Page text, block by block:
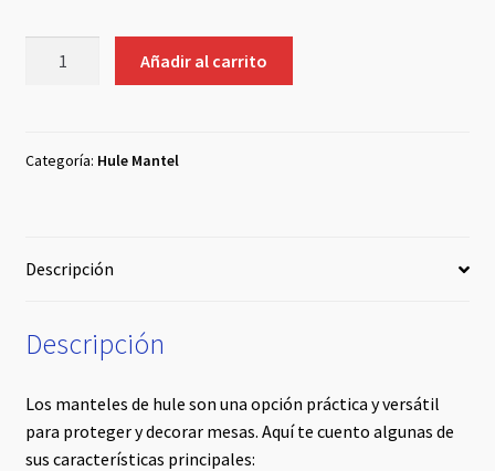
#16
Añadir al carrito
Categoría: Hule Mantel
Descripción
Descripción
Los manteles de hule son una opción práctica y versátil
para proteger y decorar mesas. Aquí te cuento algunas de
sus características principales: